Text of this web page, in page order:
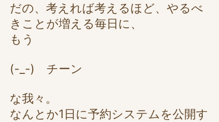
だの、考えれば考えるほど、やるべ
きことが増える毎日に、
もう
(-_-) チーン
な我々。
なんとか1日に予約システムを公開す